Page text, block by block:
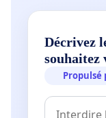
Décrivez
souhaitez
Propulsé